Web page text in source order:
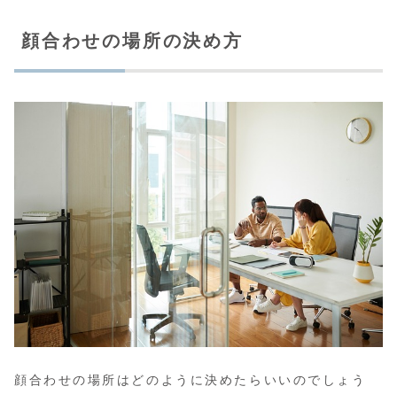
顔合わせの場所の決め方
顔合わせの場所はどのように決めたらいいのでしょう